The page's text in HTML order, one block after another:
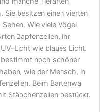
Sie besitzen einen vierten
Wie viele Vögel
Zapfenzellen, ihr
Licht wie blaues Licht.
bestimmt noch schöner
wie der Mensch, in
Beim Bartenwal
Stäbchenzellen bestückt.